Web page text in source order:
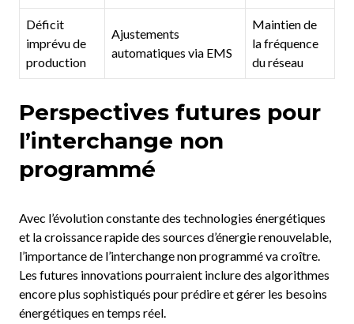
Déficit
imprévu de
production
Ajustements
automatiques via EMS
Maintien de
la fréquence
du réseau
Perspectives futures pour
l’interchange non
programmé
Avec l’évolution constante des technologies énergétiques
et la croissance rapide des sources d’énergie renouvelable,
l’importance de l’interchange non programmé va croître.
Les futures innovations pourraient inclure des algorithmes
encore plus sophistiqués pour prédire et gérer les besoins
énergétiques en temps réel.